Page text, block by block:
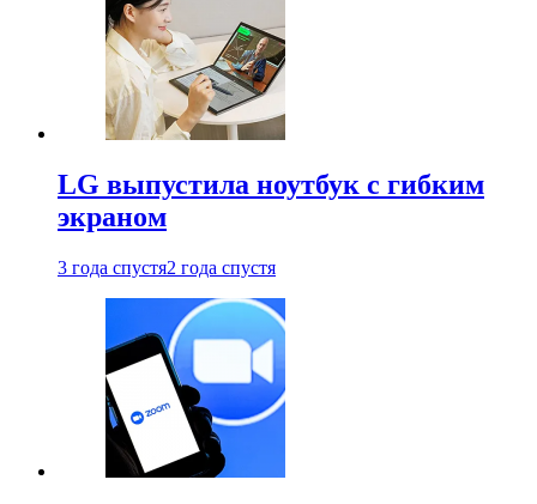
LG выпустила ноутбук с гибким
экраном
3 года спустя2 года спустя